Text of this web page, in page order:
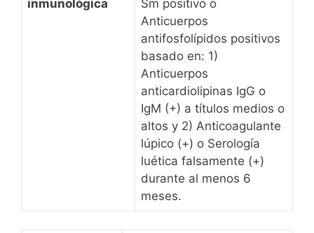
inmunológica
Sm positivo o
Anticuerpos
antifosfolípidos positivos
basado en: 1)
Anticuerpos
anticardiolipinas IgG o
IgM (+) a títulos medios o
altos y 2) Anticoagulante
lúpico (+) o Serología
luética falsamente (+)
durante al menos 6
meses.